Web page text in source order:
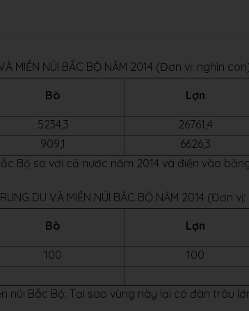
MIỀN NÚI BẮC BỘ NĂM 2014 (Đơn vị: nghìn
Bò Lợn
5234,3
26761,4
909,1
6626,3
Bộ so với cả nước năm 2014 và điền vào
DU VÀ MIỀN NÚI BẮC BỘ NĂM 2014 (Đơn vị:
Bò Lợn
100
100
núi Bắc Bộ. Tại sao vùng này lại có đàn trâu